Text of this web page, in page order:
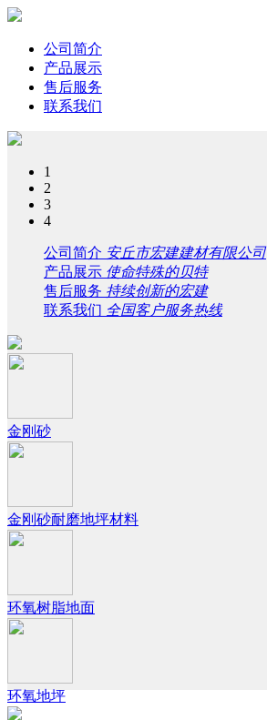
公司简介
产品展示
售后服务
联系我们
1
2
3
4
公司简介 安丘市宏建建材有限公司
产品展示 使命特殊的贝特
售后服务 持续创新的宏建
联系我们 全国客户服务热线
金刚砂
金刚砂耐磨地坪材料
环氧树脂地面
环氧地坪